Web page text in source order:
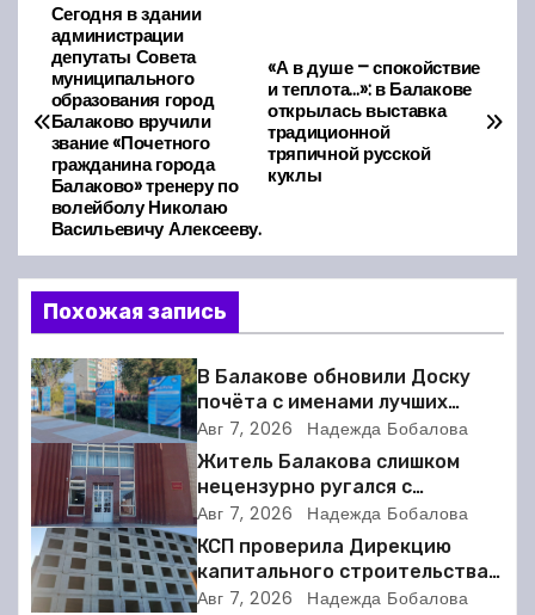
Н
а
в
и
а
ц
и
я
п
о
з
«А в душе – спокойствие
и теплота…»: в Балакове
открылась выставка
традиционной
тряпичной русской
куклы
Сегодня в здании
администрации
депутаты Совета
муниципального
образования город
Балаково вручили
звание «Почетного
гражданина города
Балаково» тренеру по
волейболу Николаю
Васильевичу​ Алексееву.
Похожая запись
В Балакове обновили Доску
почёта с именами лучших
спортсменов. Фото
Авг 7, 2026 Надежда Бобалова
Житель Балакова слишком
нецензурно ругался с
соседкой и получил двое суток
ареста
Авг 7, 2026 Надежда Бобалова
КСП проверила Дирекцию
капитального строительства в
Балакове и нашла множество
Авг 7, 2026 Надежда Бобалова